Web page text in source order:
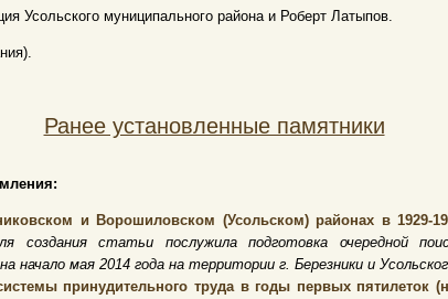
Усольского муниципального района и Роберт Латыпов.
Ранее установленные памятники
и Ворошиловском (Усольском) районах в 1929-
создания статьи послужила подготовка очередной
начало мая 2014 года на территории г. Березники и
принудительного труда в годы первых пятилеток